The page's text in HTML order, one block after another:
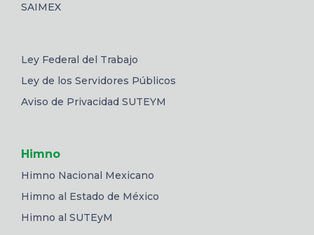
SAIMEX
Ley Federal del Trabajo
Ley de los Servidores Públicos
Aviso de Privacidad SUTEYM
Himno
Himno Nacional Mexicano
Himno al Estado de México
Himno al SUTEyM